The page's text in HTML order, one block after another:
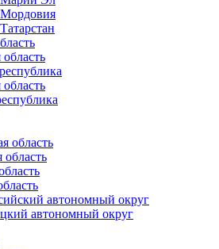
область
область
автономный округ
автономный округ